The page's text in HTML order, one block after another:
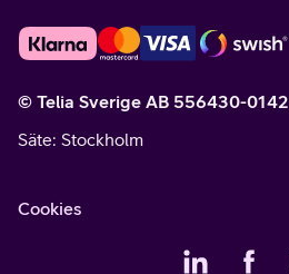
© Telia Sverige AB 556430-0142
Säte: Stockholm
Cookies